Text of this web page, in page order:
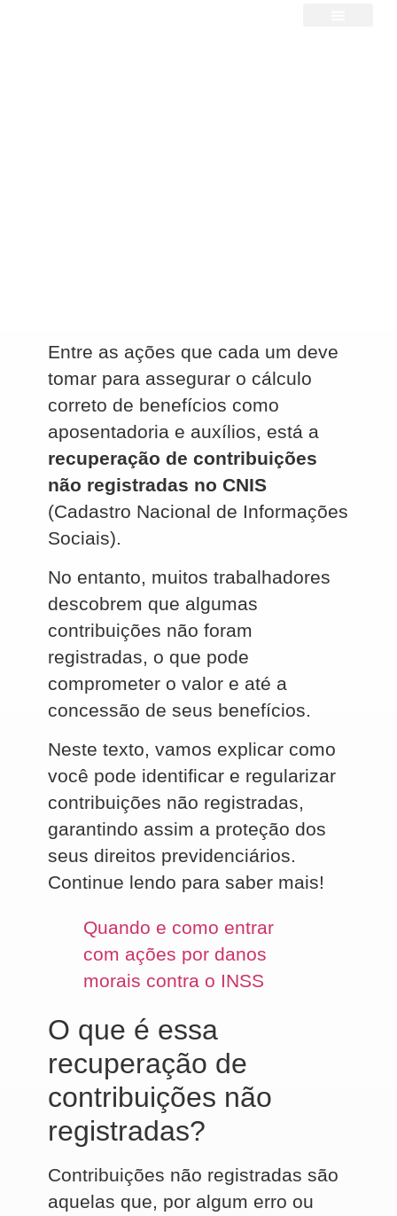
Entre as ações que cada um deve
tomar para assegurar o cálculo
correto de benefícios como
aposentadoria e auxílios, está a
recuperação de contribuições
não registradas no CNIS
(Cadastro Nacional de Informações
Sociais).
No entanto, muitos trabalhadores
descobrem que algumas
contribuições não foram
registradas, o que pode
comprometer o valor e até a
concessão de seus benefícios.
Neste texto, vamos explicar como
você pode identificar e regularizar
contribuições não registradas,
garantindo assim a proteção dos
seus direitos previdenciários.
Continue lendo para saber mais!
Quando e como entrar
com ações por danos
morais contra o INSS
O que é essa
recuperação de
contribuições não
registradas?
Contribuições não registradas são
aquelas que, por algum erro ou